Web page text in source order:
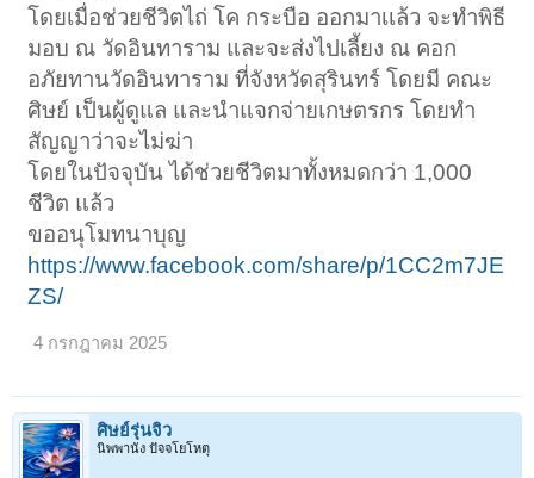
โดยเมื่อช่วยชีวิตไถ่ โค กระบือ ออกมาเเล้ว จะทำพิธี
มอบ ณ วัดอินทาราม และจะส่งไปเลี้ยง ณ คอก
อภัยทานวัดอินทาราม ที่จังหวัดสุรินทร์ โดยมี คณะ
ศิษย์ เป็นผู้ดูแล และนำแจกจ่ายเกษตรกร โดยทำ
สัญญาว่าจะไม่ฆ่า
โดยในปัจจุบัน ได้ช่วยชีวิตมาทั้งหมดกว่า 1,000
ชีวิต แล้ว
ขออนุโมทนาบุญ
https://www.facebook.com/share/p/1CC2m7JE
ZS/
4 กรกฎาคม 2025
ศิษย์รุ่นจิ๋ว
นิพพานัง ปัจจโยโหตุ